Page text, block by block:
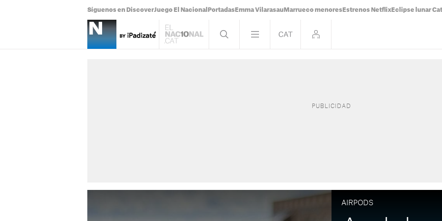
Síguenos en DiscoverJuego El Nacional Portadas Emma Vilarasau Marrueco menores Estrenos Netflix Eclipse lunar
AIRPODS